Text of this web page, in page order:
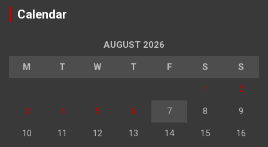
Calendar
AUGUST 2026
M T W T F S S
1 2
3 4 5 6 7 8 9
10 11 12 13 14 15 16